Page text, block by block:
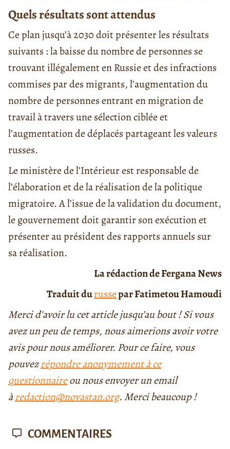
Quels résultats sont attendus
Ce plan jusqu’à 2030 doit présenter les résultats
suivants : la baisse du nombre de personnes se
trouvant illégalement en Russie et des infractions
commises par des migrants, l’augmentation du
nombre de personnes entrant en migration de
travail à travers une sélection ciblée et
l’augmentation de déplacés partageant les valeurs
russes.
Le ministère de l’Intérieur est responsable de
l’élaboration et de la réalisation de la politique
migratoire. A l’issue de la validation du document,
le gouvernement doit garantir son exécution et
présenter au président des rapports annuels sur
sa réalisation.
La rédaction de Fergana News
Traduit durussepar Fatimetou Hamoudi
Merci d’avoir lu cet article jusqu’au bout ! Si vous
avez un peu de temps, nous aimerions avoir votre
avis pour nous améliorer. Pour ce faire, vous
pouvezrépondre anonymement à ce
questionnaireou nous envoyer un email
àredaction@novastan.org. Merci beaucoup !
COMMENTAIRES